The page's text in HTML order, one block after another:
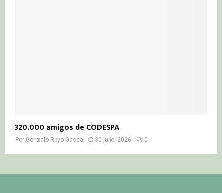
320.000 amigos de CODESPA
Por Gonzalo Royo Gasca 30 julio, 2026 0